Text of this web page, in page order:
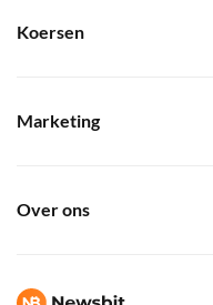
Koersen
Marketing
Over ons